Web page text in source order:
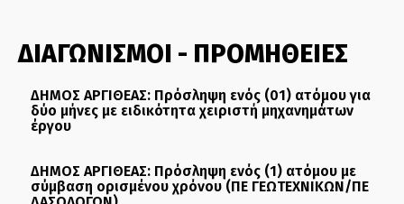
ΔΙΑΓΩΝΙΣΜΟΙ - ΠΡΟΜΗΘΕΙΕΣ
ΔΗΜΟΣ ΑΡΓΙΘΕΑΣ: Πρόσληψη ενός (01) ατόμου για
δύο μήνες με ειδικότητα χειριστή μηχανημάτων
έργου
ΔΗΜΟΣ ΑΡΓΙΘΕΑΣ: Πρόσληψη ενός (1) ατόμου με
σύμβαση ορισμένου χρόνου (ΠΕ ΓΕΩΤΕΧΝΙΚΩΝ/ΠΕ